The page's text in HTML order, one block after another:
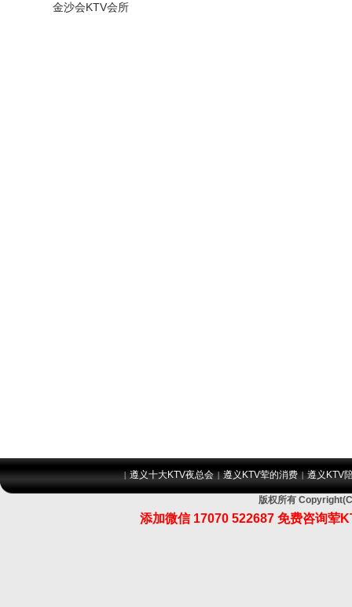
金沙会KTV会所
|遵义十大KTV夜总会 |遵义KTV荤的消费 |遵义KTV
版权所有
添加微信 17070 522687 免费咨询荤